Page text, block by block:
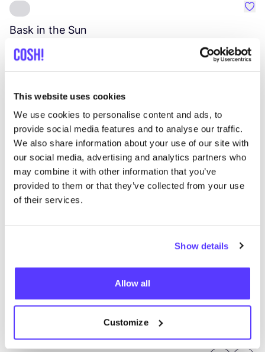
This website uses cookies
We use cookies to personalise content and ads, to
provide social media features and to analyse our traffic.
We also share information about your use of our site with
our social media, advertising and analytics partners who
may combine it with other information that you’ve
provided to them or that they’ve collected from your use
of their services.
Show details
Allow all
Customize
Bask in the Sun
Vêtements